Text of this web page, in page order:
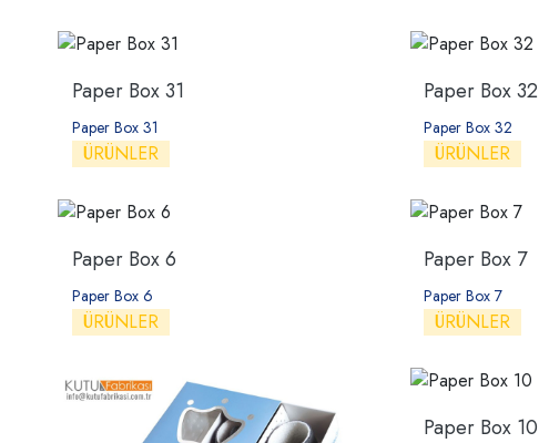
Paper Box 31
Paper Box 31
ÜRÜNLER
Paper Box 32
Paper Box 32
ÜRÜNLER
Paper Box 6
Paper Box 6
ÜRÜNLER
Paper Box 7
Paper Box 7
ÜRÜNLER
Paper Box 10